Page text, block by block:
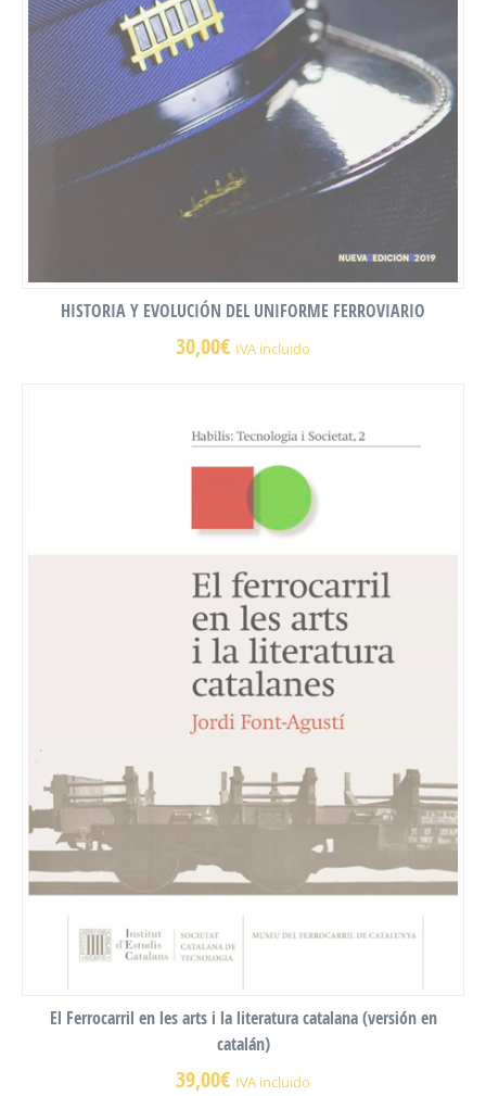
HISTORIA Y EVOLUCIÓN DEL UNIFORME FERROVIARIO
30,00€ IVA incluido
El Ferrocarril en les arts i la literatura catalana (versión en
catalán)
39,00€ IVA incluido